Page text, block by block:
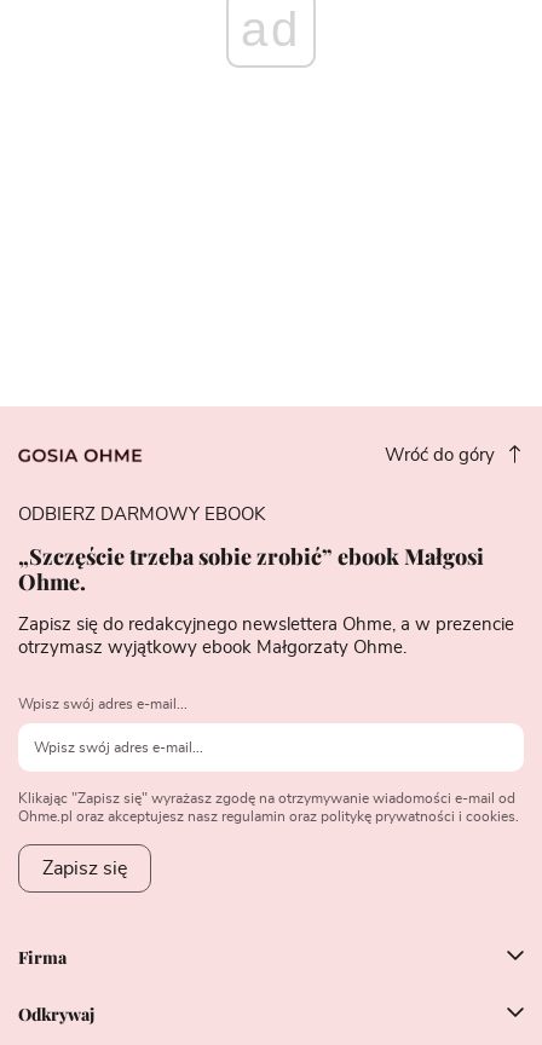
ad
Wróć do góry
Firma
Odkrywaj
ODBIERZ DARMOWY EBOOK
„Szczęście trzeba sobie zrobić” ebook Małgosi
Ohme.
Zapisz się do redakcyjnego newslettera Ohme, a w prezencie
otrzymasz wyjątkowy ebook Małgorzaty Ohme.
Wpisz swój adres e-mail...
Klikając "Zapisz się" wyrażasz zgodę na otrzymywanie wiadomości e-mail od
Ohme.pl oraz akceptujesz nasz regulamin oraz politykę prywatności i cookies.
Zapisz się